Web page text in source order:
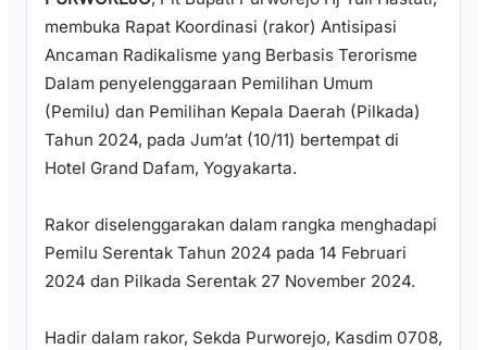
membuka Rapat Koordinasi (rakor) Antisipasi
Ancaman Radikalisme yang Berbasis Terorisme
Dalam penyelenggaraan Pemilihan Umum
(Pemilu) dan Pemilihan Kepala Daerah (Pilkada)
Tahun 2024, pada Jum’at (10/11) bertempat di
Hotel Grand Dafam, Yogyakarta.
Rakor diselenggarakan dalam rangka menghadapi
Pemilu Serentak Tahun 2024 pada 14 Februari
2024 dan Pilkada Serentak 27 November 2024.
Hadir dalam rakor, Sekda Purworejo, Kasdim 0708,